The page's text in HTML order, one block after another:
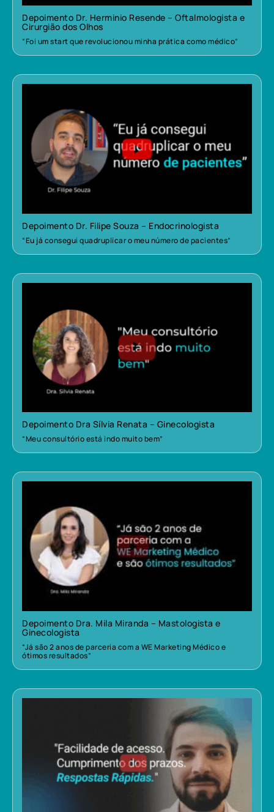
Depoimento Dr. Herminio Resende – Oftalmologista e
Cirurgião dos Olhos
“Foi um start que revolucionou minha prática como médico”
Depoimento Dr. Filipe Souza – Endocrinologista
“Eu já consegui quadruplicar o meu número de pacientes”
Depoimento Dra Sílvia Renata – Ginecologista
“Meu consultório está indo muito bem”
Depoimento Dra. Mila Miranda – Mastologista e
Ginecologista
“Já são 2 anos de parceria com a WE Marketing Médico e
ótimos resultados”